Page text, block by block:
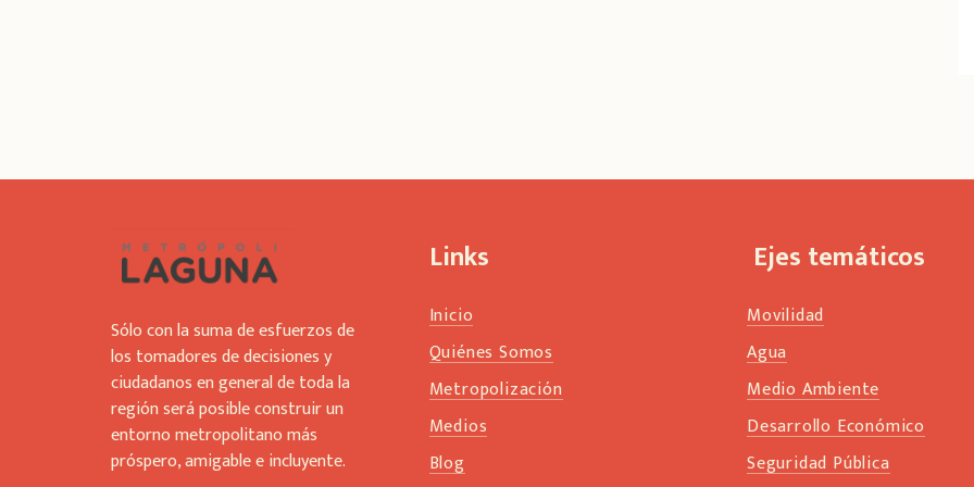
Sólo con la suma de esfuerzos de
los tomadores de decisiones y
ciudadanos en general de toda la
región será posible construir un
entorno metropolitano más
próspero, amigable e incluyente.
Links
Inicio
Quiénes Somos
Metropolización
Medios
Blog
Ejes temáticos
Movilidad
Agua
Medio Ambiente
Desarrollo Económico
Seguridad Pública